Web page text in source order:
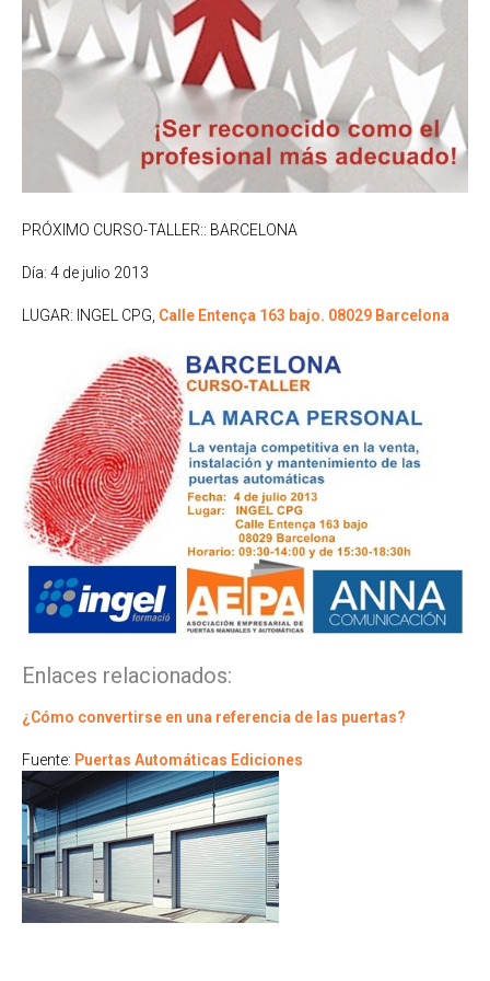
PRÓXIMO CURSO-TALLER:: BARCELONA
Día: 4 de julio 2013
LUGAR: INGEL CPG, Calle Entença 163 bajo. 08029 Barcelona
Enlaces relacionados:
¿Cómo convertirse en una referencia de las puertas?
Fuente: Puertas Automáticas Ediciones